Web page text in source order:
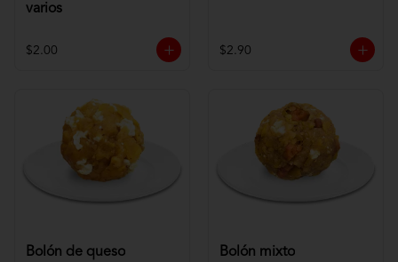
varios
$2.00 $2.90
Bolón de queso Bolón mixto